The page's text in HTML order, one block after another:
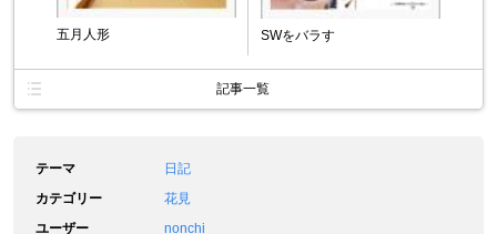
五月人形 SWをバラす
記事一覧
テーマ
日記
カテゴリー
花見
ユーザー
nonchi